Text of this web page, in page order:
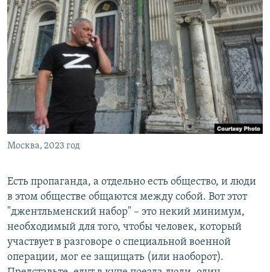
Москва, 2023 год
Есть пропаганда, а отдельно есть общество, и люди
в этом обществе общаются между собой. Вот этот
"джентльменский набор" – это некий минимум,
необходимый для того, чтобы человек, который
участвует в разговоре о специальной военной
операции, мог ее защищать (или наоборот).